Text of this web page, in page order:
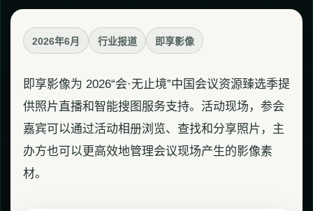
2026年6月 行业报道 即享影像
即享影像为 2026“会·无止境”中国会议资源臻选季提
供照片直播和智能搜图服务支持。活动现场，参会
嘉宾可以通过活动相册浏览、查找和分享照片，主
办方也可以更高效地管理会议现场产生的影像素
材。